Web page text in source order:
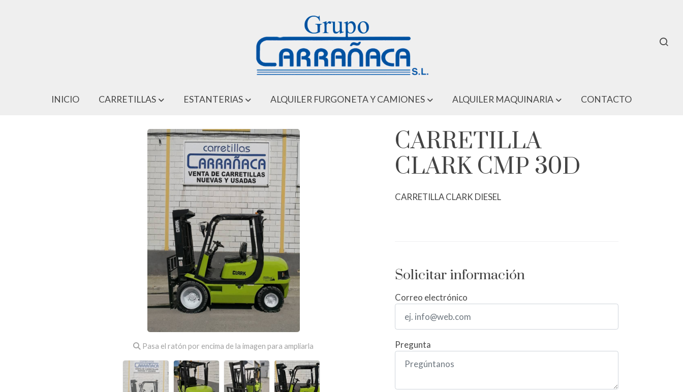
INICIO CARRETILLAS ESTANTERIAS ALQUILER FURGONETA Y CAMIONES ALQUILER MAQUINARIA CONTACTO
CARRETILLA CLARK CMP 30D
Pasa el ratón por encima de la imagen para ampliarla
CARRETILLA
CLARK CMP 30D
CARRETILLA CLARK DIESEL
Solicitar información
Correo electrónico
Pregunta